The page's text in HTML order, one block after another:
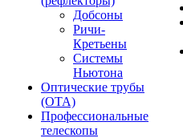
Добсоны
Ричи-
Кретьены
Системы
Ньютона
Оптические трубы
(OTA)
Профессиональные
телескопы